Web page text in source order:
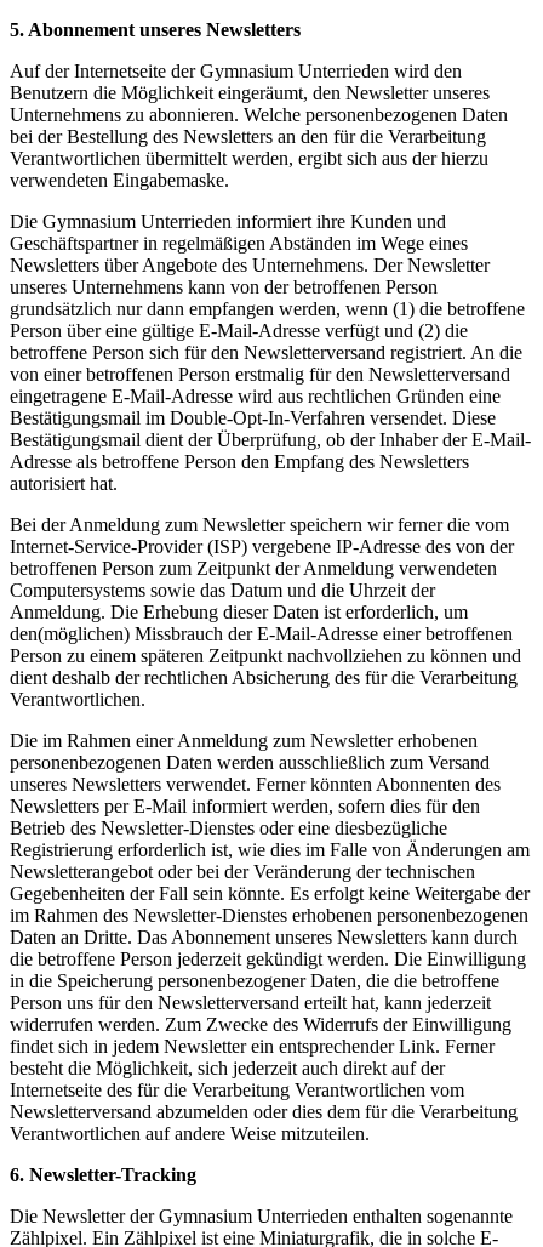
5. Abonnement unseres Newsletters
Auf der Internetseite der Gymnasium Unterrieden wird den
Benutzern die Möglichkeit eingeräumt, den Newsletter unseres
Unternehmens zu abonnieren. Welche personenbezogenen Daten
bei der Bestellung des Newsletters an den für die Verarbeitung
Verantwortlichen übermittelt werden, ergibt sich aus der hierzu
verwendeten Eingabemaske.
Die Gymnasium Unterrieden informiert ihre Kunden und
Geschäftspartner in regelmäßigen Abständen im Wege eines
Newsletters über Angebote des Unternehmens. Der Newsletter
unseres Unternehmens kann von der betroffenen Person
grundsätzlich nur dann empfangen werden, wenn (1) die betroffene
Person über eine gültige E-Mail-Adresse verfügt und (2) die
betroffene Person sich für den Newsletterversand registriert. An die
von einer betroffenen Person erstmalig für den Newsletterversand
eingetragene E-Mail-Adresse wird aus rechtlichen Gründen eine
Bestätigungsmail im Double-Opt-In-Verfahren versendet. Diese
Bestätigungsmail dient der Überprüfung, ob der Inhaber der E-Mail-
Adresse als betroffene Person den Empfang des Newsletters
autorisiert hat.
Bei der Anmeldung zum Newsletter speichern wir ferner die vom
Internet-Service-Provider (ISP) vergebene IP-Adresse des von der
betroffenen Person zum Zeitpunkt der Anmeldung verwendeten
Computersystems sowie das Datum und die Uhrzeit der
Anmeldung. Die Erhebung dieser Daten ist erforderlich, um
den(möglichen) Missbrauch der E-Mail-Adresse einer betroffenen
Person zu einem späteren Zeitpunkt nachvollziehen zu können und
dient deshalb der rechtlichen Absicherung des für die Verarbeitung
Verantwortlichen.
Die im Rahmen einer Anmeldung zum Newsletter erhobenen
personenbezogenen Daten werden ausschließlich zum Versand
unseres Newsletters verwendet. Ferner könnten Abonnenten des
Newsletters per E-Mail informiert werden, sofern dies für den
Betrieb des Newsletter-Dienstes oder eine diesbezügliche
Registrierung erforderlich ist, wie dies im Falle von Änderungen am
Newsletterangebot oder bei der Veränderung der technischen
Gegebenheiten der Fall sein könnte. Es erfolgt keine Weitergabe der
im Rahmen des Newsletter-Dienstes erhobenen personenbezogenen
Daten an Dritte. Das Abonnement unseres Newsletters kann durch
die betroffene Person jederzeit gekündigt werden. Die Einwilligung
in die Speicherung personenbezogener Daten, die die betroffene
Person uns für den Newsletterversand erteilt hat, kann jederzeit
widerrufen werden. Zum Zwecke des Widerrufs der Einwilligung
findet sich in jedem Newsletter ein entsprechender Link. Ferner
besteht die Möglichkeit, sich jederzeit auch direkt auf der
Internetseite des für die Verarbeitung Verantwortlichen vom
Newsletterversand abzumelden oder dies dem für die Verarbeitung
Verantwortlichen auf andere Weise mitzuteilen.
6. Newsletter-Tracking
Die Newsletter der Gymnasium Unterrieden enthalten sogenannte
Zählpixel. Ein Zählpixel ist eine Miniaturgrafik, die in solche E-